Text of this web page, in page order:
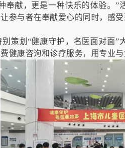
奉献，更是一种快乐的体验。
参与者在奉献爱心的同时，感
策划“健康守护，名医面对面
健康咨询和诊疗服务，用专业